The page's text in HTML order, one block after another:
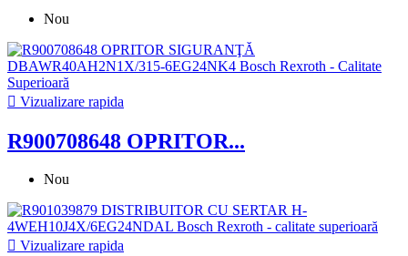
Nou
 Vizualizare rapida
R900708648 OPRITOR...
Nou
 Vizualizare rapida